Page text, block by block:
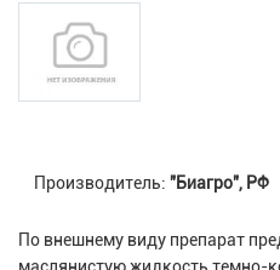
Производитель: "Биагро", РФ
По внешнему виду препарат